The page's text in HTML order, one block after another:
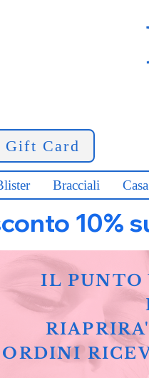
Gift Card
Bracciali Casa
10%
IL PUNTO